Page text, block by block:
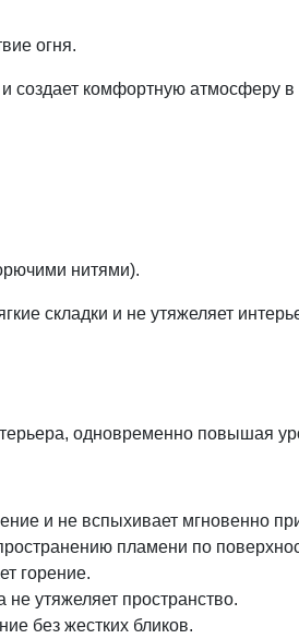
огня.
создает комфортную атмосферу
нитями).
складки и не утяжеляет
одновременно повышая
и не вспыхивает мгновенно
пламени по
горение.
утяжеляет пространство.
без жестких бликов.